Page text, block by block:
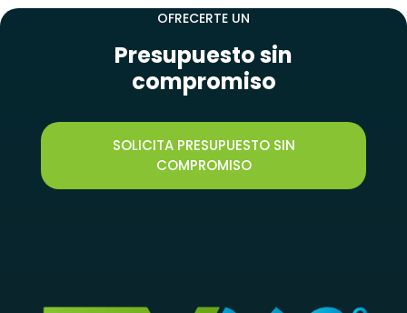
OFRECERTE UN
Presupuesto sin
compromiso
SOLICITA PRESUPUESTO SIN
COMPROMISO